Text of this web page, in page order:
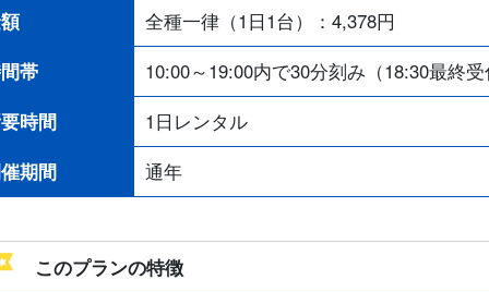
全種一律（1日1台）： 4,378円
帯
10:00～19:00内で30分刻み（18:30最終
時間
1日レンタル
期間
通年
このプランの特徴